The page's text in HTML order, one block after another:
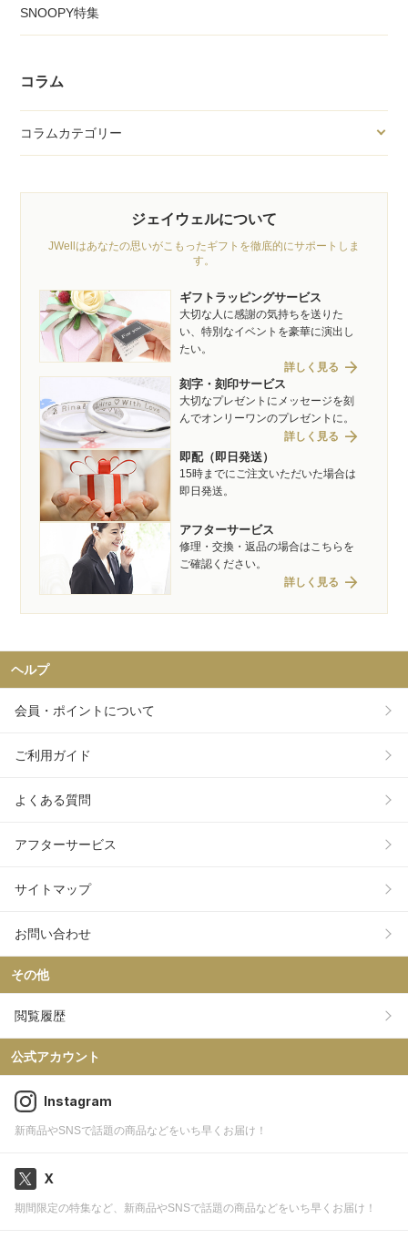
SNOOPY特集
コラム
コラムカテゴリー
ジェイウェルについて
JWellはあなたの思いがこもったギフトを徹底的にサポートしま
す。
ギフトラッピングサービス
大切な人に感謝の気持ちを送りた
い、特別なイベントを豪華に演出し
たい。
詳しく見る arrow_forward
刻字・刻印サービス
大切なプレゼントにメッセージを刻
んでオンリーワンのプレゼントに。
詳しく見る arrow_forward
即配（即日発送）
15時までにご注文いただいた場合は
即日発送。
アフターサービス
修理・交換・返品の場合はこちらを
ご確認ください。
詳しく見る arrow_forward
ヘルプ
会員・ポイントについて
ご利用ガイド
よくある質問
アフターサービス
サイトマップ
お問い合わせ
その他
閲覧履歴
公式アカウント
Instagram
新商品やSNSで話題の商品などをいち早くお届け！
X
期間限定の特集など、新商品やSNSで話題の商品などをいち早くお届け！